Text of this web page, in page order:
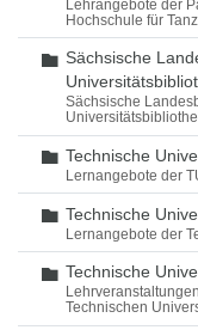
Lehrangebote der
Hochschule für Tanz
Ordner
Sächsische
Sächsische
Ordner
Technische
Lernangebote der
Ordner
Technische
Lernangebote der
Ordner
Technische
Technischen